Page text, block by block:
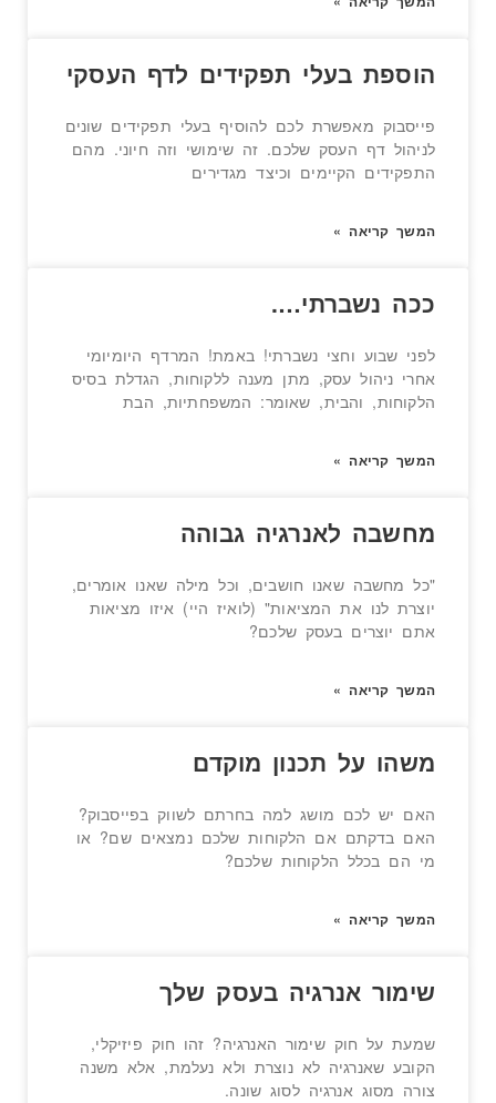
הוספת בעלי תפקידים לדף העסקי
פייסבוק מאפשרת לכם להוסיף בעלי תפקידים שונים
לניהול דף העסק שלכם. זה שימושי וזה חיוני. מהם
התפקידים הקיימים וכיצד מגדירים
המשך קריאה »
ככה נשברתי….
לפני שבוע וחצי נשברתי! באמת! המרדף היומיומי
אחרי ניהול עסק, מתן מענה ללקוחות, הגדלת בסיס
הלקוחות, והבית, שאומר: המשפחתיות, הבת
המשך קריאה »
מחשבה לאנרגיה גבוהה
"כל מחשבה שאנו חושבים, וכל מילה שאנו אומרים,
יוצרת לנו את המציאות" (לואיז היי) איזו מציאות
אתם יוצרים בעסק שלכם?
המשך קריאה »
משהו על תכנון מוקדם
האם יש לכם מושג למה בחרתם לשווק בפייסבוק?
האם בדקתם אם הלקוחות שלכם נמצאים שם? או
מי הם בכלל הלקוחות שלכם?
המשך קריאה »
שימור אנרגיה בעסק שלך
שמעת על חוק שימור האנרגיה? זהו חוק פיזיקלי,
הקובע שאנרגיה לא נוצרת ולא נעלמת, אלא משנה
צורה מסוג אנרגיה לסוג שונה.